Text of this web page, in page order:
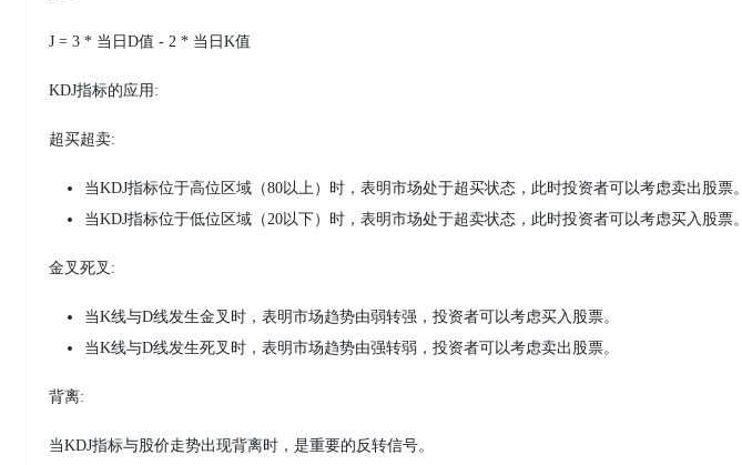
J = 3 * 当日D值 - 2 * 当日K值
KDJ指标的应用:
超买超卖:
当KDJ指标位于高位区域（80以上）时，表明市场处于超买状态，此时投资者可以考虑卖出股票。
当KDJ指标位于低位区域（20以下）时，表明市场处于超卖状态，此时投资者可以考虑买入股票。
金叉死叉:
当K线与D线发生金叉时，表明市场趋势由弱转强，投资者可以考虑买入股票。
当K线与D线发生死叉时，表明市场趋势由强转弱，投资者可以考虑卖出股票。
背离:
当KDJ指标与股价走势出现背离时，是重要的反转信号。